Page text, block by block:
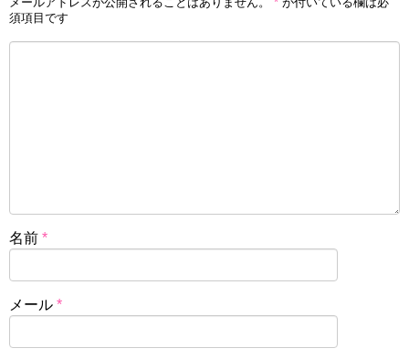
須項目です
名前 *
メール *